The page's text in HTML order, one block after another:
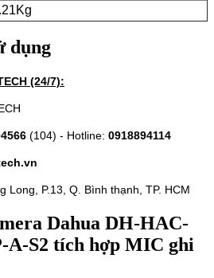
dụng
(24/7):
(104) - Hotline: 0918894114
Long, P.13, Q. Bình thạnh, TP. HCM
Dahua DH-HAC-
A-S2 tích hợp MIC ghi